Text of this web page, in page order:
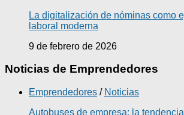
La digitalización de nóminas como
laboral moderna
9 de febrero de 2026
Noticias de Emprendedores
Emprendedores / Noticias
Autobuses de empresa: la